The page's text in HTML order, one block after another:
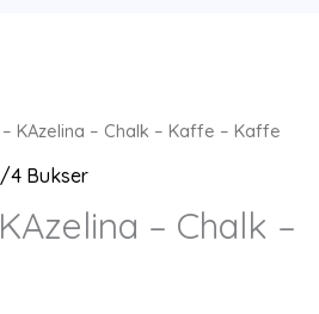
KAzelina – Chalk – Kaffe – Kaffe
4 Bukser
– Chalk –